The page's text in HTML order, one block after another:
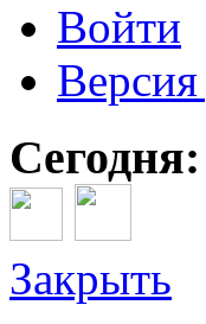
Войти
Закрыть